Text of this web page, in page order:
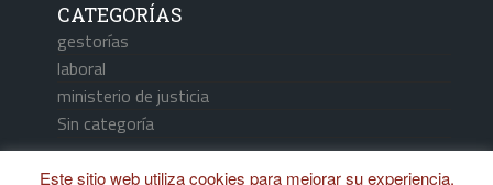
CATEGORÍAS
gestorías
laboral
ministerio de justicia
Sin categoría
Este sitio web utiliza cookies para mejorar su experiencia.